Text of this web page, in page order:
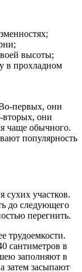
высоты;
в прохладном
первых, они
вторых, они
чаще обычного.
популярность
сухих участков.
до следующего
перегнить.
трудоемкости.
сантиметров в
заполняют в
затем засыпают